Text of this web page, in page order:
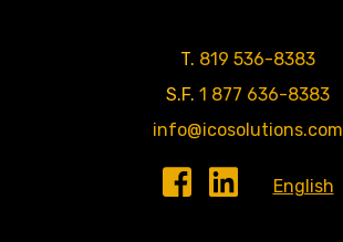
T. 819 536-8383
S.F. 1 877 636-8383
info@icosolutions.com
English